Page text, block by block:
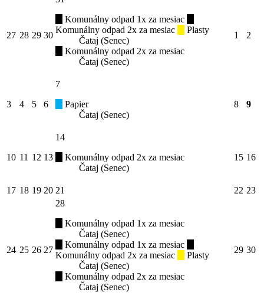
27 28 29 30
Komunálny odpad 1x za mesiac
Komunálny odpad 2x za mesiac
Plasty
Čataj (Senec)
Komunálny odpad 2x za mesiac
Čataj (Senec)
1 2
3 4 5 6
7
Papier
Čataj (Senec)
8 9
10 11 12 13
14
Komunálny odpad 2x za mesiac
Čataj (Senec)
15 16
17 18 19 20 21 22 23
24 25 26 27
28
Komunálny odpad 1x za mesiac
Čataj (Senec)
Komunálny odpad 1x za mesiac
Komunálny odpad 2x za mesiac
Plasty
Čataj (Senec)
Komunálny odpad 2x za mesiac
Čataj (Senec)
29 30